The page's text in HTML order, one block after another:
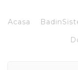
Acasa